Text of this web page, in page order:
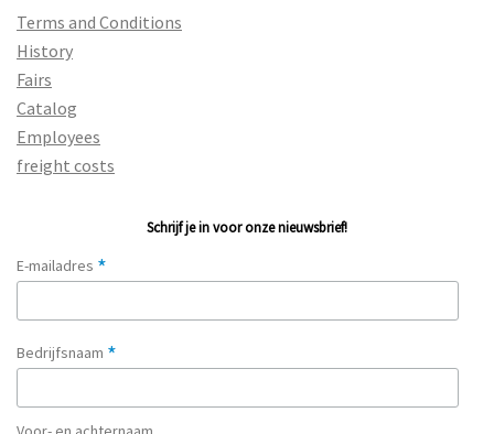
Terms and Conditions
History
Fairs
Catalog
Employees
freight costs
Schrijf je in voor onze nieuwsbrief!
E-mailadres *
Bedrijfsnaam *